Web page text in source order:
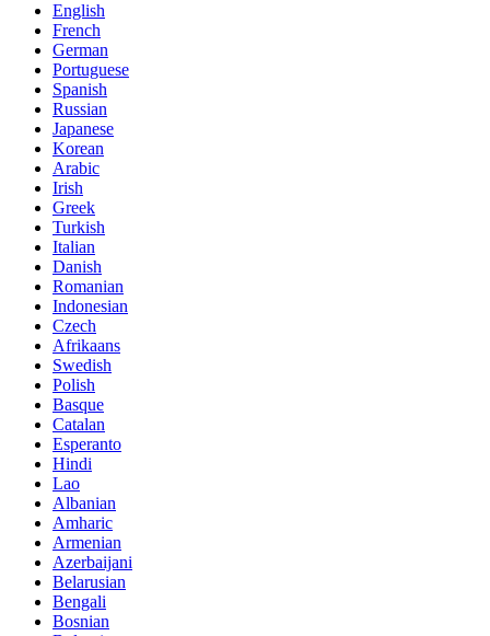
English
French
German
Portuguese
Spanish
Russian
Japanese
Korean
Arabic
Irish
Greek
Turkish
Italian
Danish
Romanian
Indonesian
Czech
Afrikaans
Swedish
Polish
Basque
Catalan
Esperanto
Hindi
Lao
Albanian
Amharic
Armenian
Azerbaijani
Belarusian
Bengali
Bosnian